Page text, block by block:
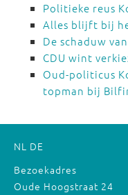
Politieke reus
Alles blijft bij
De schaduw
CDU wint
Oud-politicus
topman bij
NL DE
Bezoekadres
Oude Hoogstraat 24